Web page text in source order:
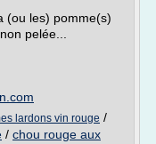
(ou les) pomme(s)
pelée...
lardons vin rouge /
/ chou rouge aux